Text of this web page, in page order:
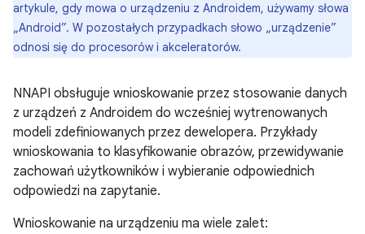
artykule, gdy mowa o urządzeniu z Androidem, używamy słowa
„Android”. W pozostałych przypadkach słowo „urządzenie”
odnosi się do procesorów i akceleratorów.
NNAPI obsługuje wnioskowanie przez stosowanie danych
z urządzeń z Androidem do wcześniej wytrenowanych
modeli zdefiniowanych przez dewelopera. Przykłady
wnioskowania to klasyfikowanie obrazów, przewidywanie
zachowań użytkowników i wybieranie odpowiednich
odpowiedzi na zapytanie.
Wnioskowanie na urządzeniu ma wiele zalet: